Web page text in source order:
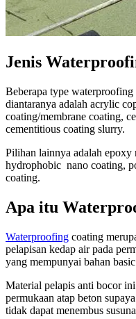
Jenis
Beberapa type
diantaranya adalah acrylic
coating/membrane coating,
cementitious coating slurry.
Pilihan lainnya adalah
hydrophobic nano coating,
coating.
Apa itu
Waterproofing coating
pelapisan kedap air pada
yang mempunyai bahan
Material pelapis anti bocor
permukaan atap beton
tidak dapat menembus